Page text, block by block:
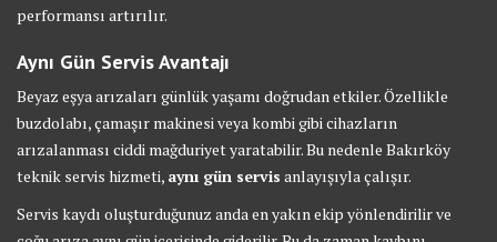
performansı artırılır.
Aynı Gün Servis Avantajı
Beyaz eşya arızaları günlük yaşamı doğrudan etkiler. Özellikle
buzdolabı, çamaşır makinesi veya kombi gibi cihazların
arızalanması ciddi mağduriyet yaratabilir. Bu nedenle Bakırköy
teknik servis hizmeti, aynı gün servis anlayışıyla çalışır.
Servis kaydı oluşturduğunuz anda en yakın ekip yönlendirilir ve